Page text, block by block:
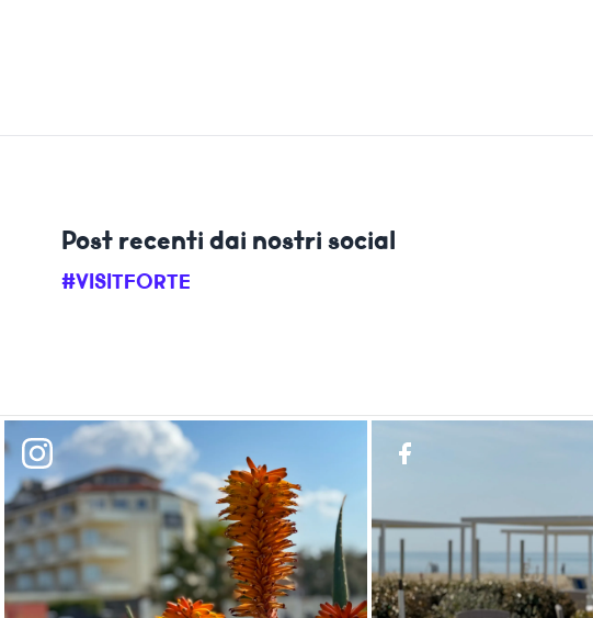
Post recenti dai nostri social
#VISITFORTE